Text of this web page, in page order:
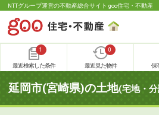
NTTグループ運営の不動産総合サイト goo住宅・不動産
1
最近検索した条件
0
最近見た物件 保
延岡市(宮崎県)の土地(宅地・